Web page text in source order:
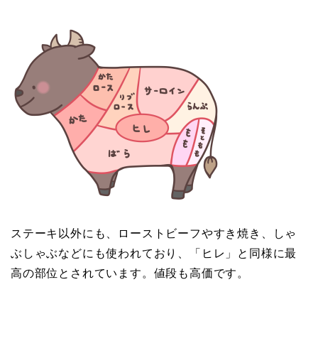
ステーキ以外にも、ローストビーフやすき焼き、しゃ
ぶしゃぶなどにも使われており、「ヒレ」と同様に最
高の部位とされています。値段も高価です。